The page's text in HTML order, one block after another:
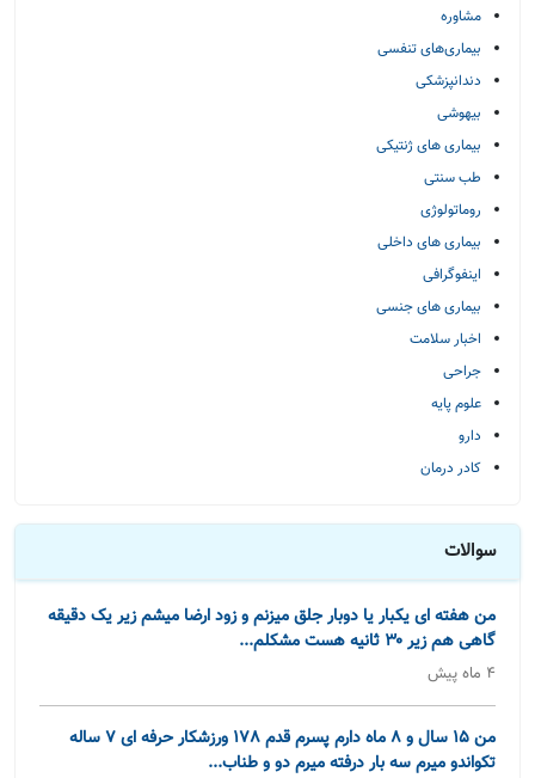
مشاوره
بیماری‌های تنفسی
دندانپزشکی
بیهوشی
بیماری های ژنتیکی
طب سنتی
روماتولوژی
بیماری های داخلی
اینفوگرافی
بیماری های جنسی
اخبار سلامت
جراحی
علوم پایه
دارو
کادر درمان
سوالات
من هفته ای یکبار یا دوبار جلق میزنم و زود ارضا میشم زیر یک دقیقه
گاهی هم زیر ۳۰ ثانیه هست مشکلم...
4 ماه پیش
من 15 سال و 8 ماه دارم پسرم قدم 178 ورزشکار حرفه ای 7 ساله
تکواندو میرم سه بار درفته میرم دو و طناب...